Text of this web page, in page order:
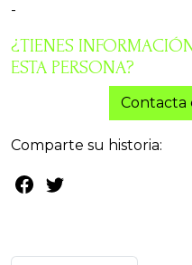
-
¿TIENES
ESTA PERSONA?
Contacta
Comparte su historia: